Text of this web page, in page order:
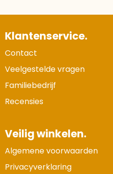
Klantenservice.
Contact
Veelgestelde vragen
Familiebedrijf
Recensies
Veilig winkelen.
Algemene voorwaarden
Privacyverklaring